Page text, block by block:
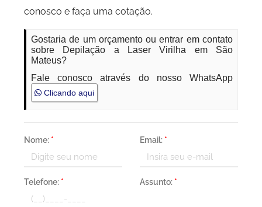
conosco e faça uma cotação.
Gostaria de um orçamento ou entrar em contato
sobre Depilação a Laser Virilha em São
Mateus?
Fale conosco através do nosso WhatsApp
Clicando aqui
Nome: * Email: *
Telefone: * Assunto: *